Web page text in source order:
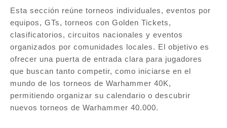
Esta sección reúne torneos individuales, eventos por
equipos, GTs, torneos con Golden Tickets,
clasificatorios, circuitos nacionales y eventos
organizados por comunidades locales. El objetivo es
ofrecer una puerta de entrada clara para jugadores
que buscan tanto competir, como iniciarse en el
mundo de los torneos de Warhammer 40K,
permitiendo organizar su calendario o descubrir
nuevos torneos de Warhammer 40.000.